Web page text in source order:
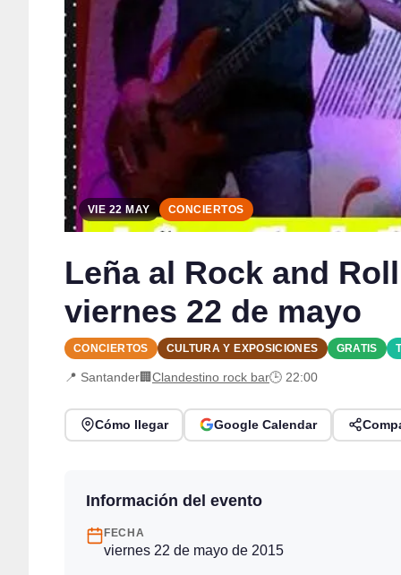
VIE 22 MAY CONCIERTOS
Leña al Rock and
viernes 22 de mayo
CONCIERTOS CULTURA Y EXPOSICIONES GRATIS
📍 Santander🏢Clandestino rock bar🕒 22:00
Cómo llegar Google Calendar
Información del evento
FECHA
viernes 22 de mayo de 2015